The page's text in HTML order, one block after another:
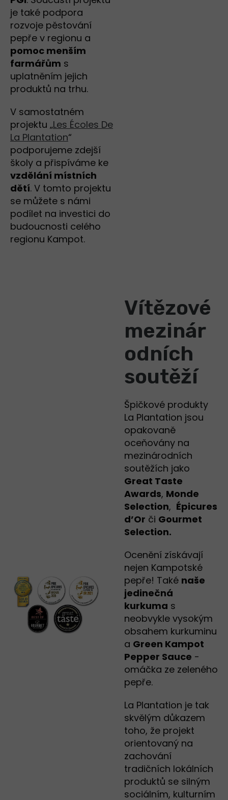
je také podpora
rozvoje pěstování
pepře v regionu a
pomoc menším
farmářům s
uplatněním jejich
produktů na trhu.
V samostatném
projektu „Les Écoles De
La Plantation“
podporujeme zdejší
školy a přispíváme ke
vzdělání místních
dětí. V tomto projektu
se můžete s námi
podílet na investici do
budoucnosti celého
regionu Kampot.
Vítězové
mezinár
odních
soutěží
Špičkové produkty
La Plantation jsou
opakovaně
oceňovány na
mezinárodních
soutěžích jako
Great Taste
Awards, Monde
Selection, Épicures
d’Or či Gourmet
Selection.
Ocenění získávají
nejen Kampotské
pepře! Také naše
jedinečná
kurkuma s
neobvykle vysokým
obsahem kurkuminu
a Green Kampot
Pepper Sauce -
omáčka ze zeleného
pepře.
La Plantation je tak
skvělým důkazem
toho, že projekt
orientovaný na
zachování
tradičních lokálních
produktů se silným
sociálním, kulturním